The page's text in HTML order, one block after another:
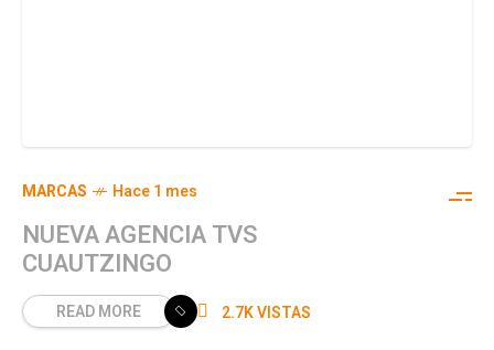
MARCAS Hace 1 mes
NUEVA AGENCIA TVS
CUAUTZINGO
READ MORE 2.7K VISTAS